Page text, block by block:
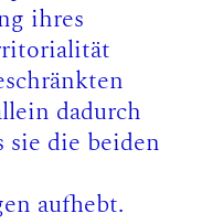
ihres
dadurch
sie die beiden
aufhebt.